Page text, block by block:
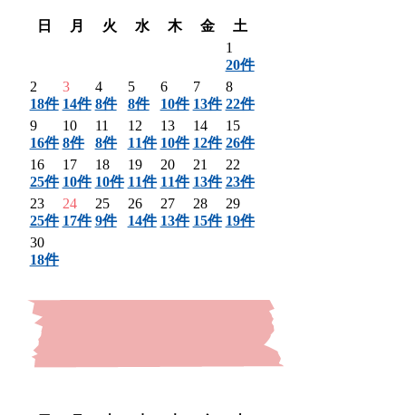
日
月 火 水 木 金
土
1
20件
2
18件
3
14件
4
8件
5
8件
6
10件
7
13件
8
22件
9
16件
10
8件
11
8件
12
11件
13
10件
14
12件
15
26件
16
25件
17
10件
18
10件
19
11件
20
11件
21
13件
22
23件
23
25件
24
17件
25
9件
26
14件
27
13件
28
15件
29
19件
30
18件